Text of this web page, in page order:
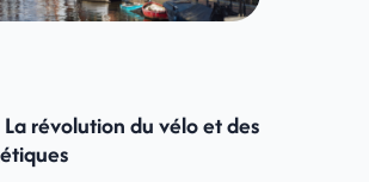
révolution du vélo et des